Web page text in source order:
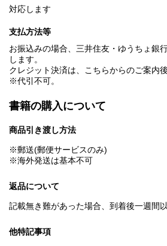
対応します
支払方法等
お振込みの場合、三井住友・ゆうちょ銀
します。
クレジット決済は、こちらからのご案内
※代引不可。
書籍の購入について
商品引き渡し方法
※郵送(郵便サービスのみ)
※海外発送は基本不可
返品について
記載無き難があった場合、到着後一週間
他特記事項